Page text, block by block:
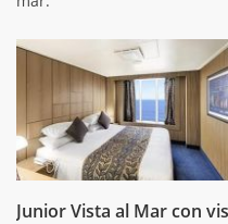
Junior Vista al Mar con